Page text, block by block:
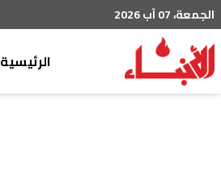
الجمعة، 07 آب 2026
الرئيسية